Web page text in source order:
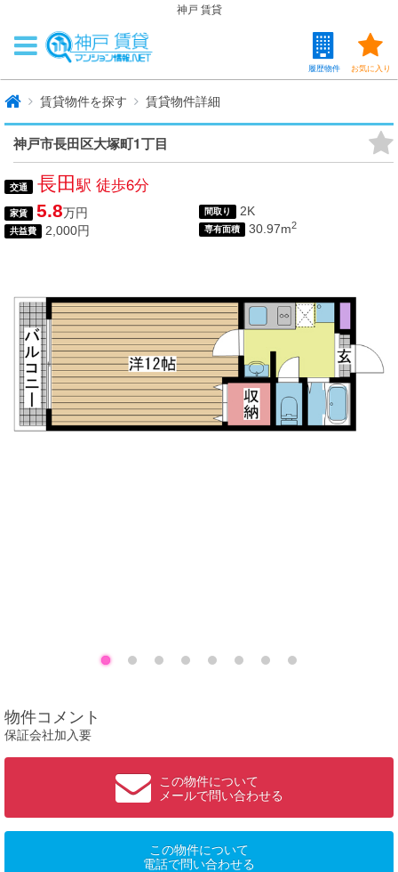
神戸 賃貸
お気に入り
履歴物件
賃貸物件を探す 賃貸物件詳細
神戸市長田区大塚町1丁目
交通 長田駅 徒歩6分
家賃 5.8万円
共益費 2,000円
間取り 2K
専有面積 30.97m2
物件コメント
保証会社加入要
この物件について
メールで問い合わせる
この物件について
電話で問い合わせる